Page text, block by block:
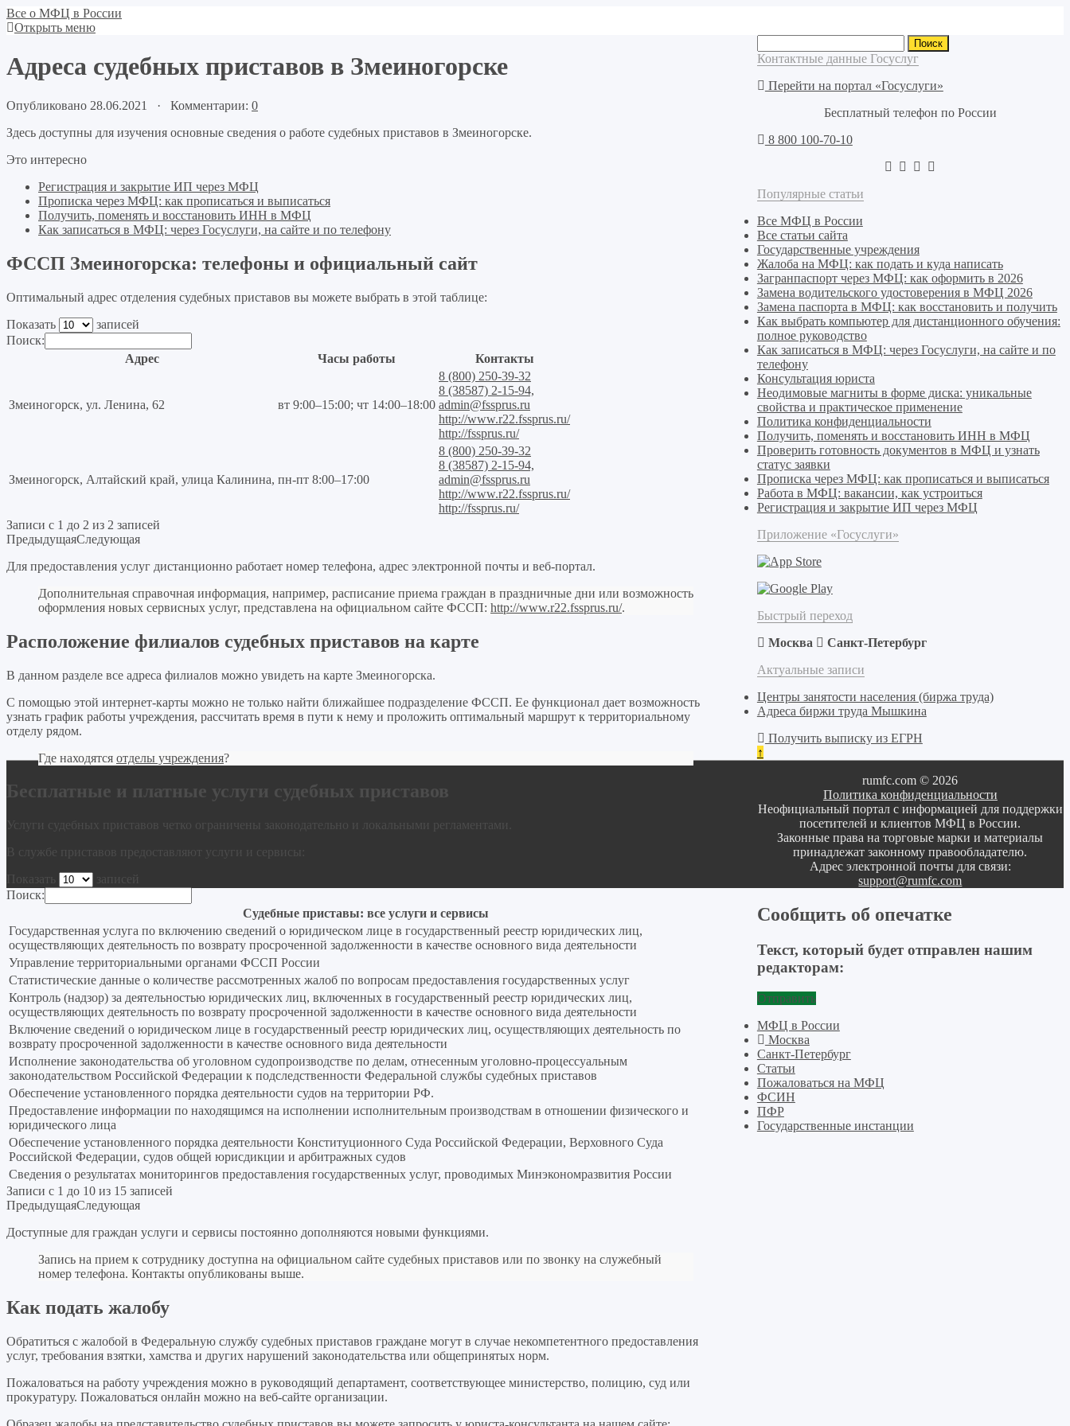
Все о МФЦ в России
Открыть меню
Адреса судебных приставов в Змеиногорске
Опубликовано 28.06.2021 · Комментарии: 0
Здесь доступны для изучения основные сведения о работе судебных приставов в Змеиногорске.
Это интересно
Регистрация и закрытие ИП через МФЦ
Прописка через МФЦ: как прописаться и выписаться
Получить, поменять и восстановить ИНН в МФЦ
Как записаться в МФЦ: через Госуслуги, на сайте и по телефону
ФССП Змеиногорска: телефоны и официальный сайт
Оптимальный адрес отделения судебных приставов вы можете выбрать в этой таблице:
Показать
записей
Поиск:
Адрес
Часы работы Контакты
Змеиногорск, ул. Ленина, 62 вт 9:00–15:00; чт 14:00–18:00
8 (800) 250-39-32
8 (38587) 2-15-94,
admin@fssprus.ru
http://www.r22.fssprus.ru/
http://fssprus.ru/
Змеиногорск, Алтайский край, улица Калинина, пн-пт 8:00–17:00
8 (800) 250-39-32
8 (38587) 2-15-94,
admin@fssprus.ru
http://www.r22.fssprus.ru/
http://fssprus.ru/
Записи с 1 до 2 из 2 записей
ПредыдущаяСледующая
Для предоставления услуг дистанционно работает номер телефона, адрес электронной почты и веб-портал.
Дополнительная справочная информация, например, расписание приема граждан в праздничные дни или возможность
оформления новых сервисных услуг, представлена на официальном сайте ФССП: http://www.r22.fssprus.ru/.
Расположение филиалов судебных приставов на карте
В данном разделе все адреса филиалов можно увидеть на карте Змеиногорска.
С помощью этой интернет-карты можно не только найти ближайшее подразделение ФССП. Ее функционал дает возможность
узнать график работы учреждения, рассчитать время в пути к нему и проложить оптимальный маршрут к территориальному
отделу рядом.
Где находятся отделы учреждения?
Бесплатные и платные услуги судебных приставов
Услуги судебных приставов четко ограничены законодательно и локальными регламентами.
В службе приставов предоставляют услуги и сервисы:
Показать
записей
Поиск:
Судебные приставы: все услуги и сервисы
Государственная услуга по включению сведений о юридическом лице в государственный реестр юридических лиц,
осуществляющих деятельность по возврату просроченной задолженности в качестве основного вида деятельности
Управление территориальными органами ФССП России
Статистические данные о количестве рассмотренных жалоб по вопросам предоставления государственных услуг
Контроль (надзор) за деятельностью юридических лиц, включенных в государственный реестр юридических лиц,
осуществляющих деятельность по возврату просроченной задолженности в качестве основного вида деятельности
Включение сведений о юридическом лице в государственный реестр юридических лиц, осуществляющих деятельность по
возврату просроченной задолженности в качестве основного вида деятельности
Исполнение законодательства об уголовном судопроизводстве по делам, отнесенным уголовно‑процессуальным
законодательством Российской Федерации к подследственности Федеральной службы судебных приставов
Обеспечение установленного порядка деятельности судов на территории РФ.
Предоставление информации по находящимся на исполнении исполнительным производствам в отношении физического и
юридического лица
Обеспечение установленного порядка деятельности Конституционного Суда Российской Федерации, Верховного Суда
Российской Федерации, судов общей юрисдикции и арбитражных судов
Сведения о результатах мониторингов предоставления государственных услуг, проводимых Минэкономразвития России
Записи с 1 до 10 из 15 записей
ПредыдущаяСледующая
Доступные для граждан услуги и сервисы постоянно дополняются новыми функциями.
Запись на прием к сотруднику доступна на официальном сайте судебных приставов или по звонку на служебный
номер телефона. Контакты опубликованы выше.
Как подать жалобу
Обратиться с жалобой в Федеральную службу судебных приставов граждане могут в случае некомпетентного предоставления
услуг, требования взятки, хамства и других нарушений законодательства или общепринятых норм.
Пожаловаться на работу учреждения можно в руководящий департамент, соответствующее министерство, полицию, суд или
прокуратуру. Пожаловаться онлайн можно на веб-сайте организации.
Контактные данные Госуслуг
Перейти на портал «Госуслуги»
Бесплатный телефон по России
8 800 100-70-10
Популярные статьи
Все МФЦ в России
Все статьи сайта
Государственные учреждения
Жалоба на МФЦ: как подать и куда написать
Загранпаспорт через МФЦ: как оформить в 2026
Замена водительского удостоверения в МФЦ 2026
Замена паспорта в МФЦ: как восстановить и получить
Как выбрать компьютер для дистанционного обучения:
полное руководство
Как записаться в МФЦ: через Госуслуги, на сайте и по
телефону
Консультация юриста
Неодимовые магниты в форме диска: уникальные
свойства и практическое применение
Политика конфиденциальности
Получить, поменять и восстановить ИНН в МФЦ
Проверить готовность документов в МФЦ и узнать
статус заявки
Прописка через МФЦ: как прописаться и выписаться
Работа в МФЦ: вакансии, как устроиться
Регистрация и закрытие ИП через МФЦ
Приложение «Госуслуги»
Быстрый переход
Москва
Санкт-Петербург
Актуальные записи
Центры занятости населения (биржа труда)
Адреса биржи труда Мышкина
Получить выписку из ЕГРН
↑
rumfc.com © 2026
Политика конфиденциальности
Неофициальный портал с информацией для поддержки
посетителей и клиентов МФЦ в России.
Законные права на торговые марки и материалы
принадлежат законному правообладателю.
Адрес электронной почты для связи:
support@rumfc.com
Сообщить об опечатке
Текст, который будет отправлен нашим
редакторам:
Отправить
МФЦ в России
Москва
Санкт-Петербург
Статьи
Пожаловаться на МФЦ
ФСИН
ПФР
Государственные инстанции